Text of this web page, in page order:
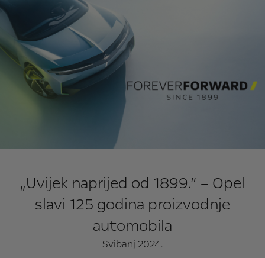
„Uvijek naprijed od 1899.” – Opel
slavi 125 godina proizvodnje
automobila
Svibanj 2024.